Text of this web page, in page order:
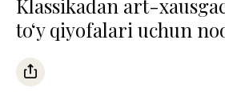
Klassikadan art-
to‘y qiyofalari uchun
yechimlar